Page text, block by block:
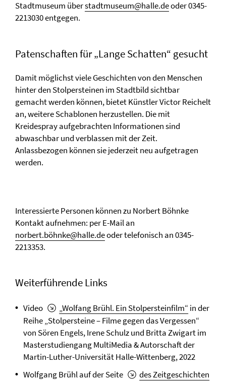
Stadtmuseum überstadtmuseum@halle.deoder 0345-
2213030 entgegen.
Patenschaften für „Lange Schatten“ gesucht
Damit möglichst viele Geschichten von den Menschen
hinter den Stolpersteinen im Stadtbild sichtbar
gemacht werden können, bietet Künstler Victor Reichelt
an, weitere Schablonen herzustellen. Die mit
Kreidespray aufgebrachten Informationen sind
abwaschbar und verblassen mit der Zeit.
Anlassbezogen können sie jederzeit neu aufgetragen
werden.
Interessierte Personen können zu Norbert Böhnke
Kontakt aufnehmen: per E-Mail an
norbert.böhnke@halle.deoder telefonisch an 0345-
2213353.
Weiterführende Links
Video „Wolfang Brühl. Ein Stolpersteinfilm“ in der
Reihe „Stolpersteine – Filme gegen das Vergessen“
von Sören Engels, Irene Schulz und Britta Zwigart im
Masterstudiengang MultiMedia & Autorschaft der
Martin-Luther-Universität Halle-Wittenberg, 2022
Wolfgang Brühl auf der Seite
des Zeitgeschichten